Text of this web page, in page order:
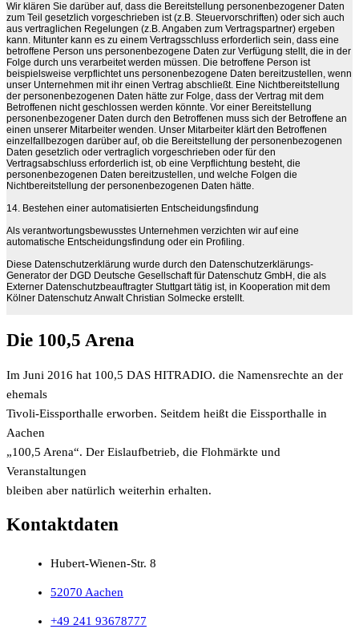
Wir klären Sie darüber auf, dass die Bereitstellung personenbezogener Daten
zum Teil gesetzlich vorgeschrieben ist (z.B. Steuervorschriften) oder sich auch
aus vertraglichen Regelungen (z.B. Angaben zum Vertragspartner) ergeben
kann. Mitunter kann es zu einem Vertragsschluss erforderlich sein, dass eine
betroffene Person uns personenbezogene Daten zur Verfügung stellt, die in der
Folge durch uns verarbeitet werden müssen. Die betroffene Person ist
beispielsweise verpflichtet uns personenbezogene Daten bereitzustellen, wenn
unser Unternehmen mit ihr einen Vertrag abschließt. Eine Nichtbereitstellung
der personenbezogenen Daten hätte zur Folge, dass der Vertrag mit dem
Betroffenen nicht geschlossen werden könnte. Vor einer Bereitstellung
personenbezogener Daten durch den Betroffenen muss sich der Betroffene an
einen unserer Mitarbeiter wenden. Unser Mitarbeiter klärt den Betroffenen
einzelfallbezogen darüber auf, ob die Bereitstellung der personenbezogenen
Daten gesetzlich oder vertraglich vorgeschrieben oder für den
Vertragsabschluss erforderlich ist, ob eine Verpflichtung besteht, die
personenbezogenen Daten bereitzustellen, und welche Folgen die
Nichtbereitstellung der personenbezogenen Daten hätte.
14. Bestehen einer automatisierten Entscheidungsfindung
Als verantwortungsbewusstes Unternehmen verzichten wir auf eine
automatische Entscheidungsfindung oder ein Profiling.
Diese Datenschutzerklärung wurde durch den Datenschutzerklärungs-
Generator der DGD Deutsche Gesellschaft für Datenschutz GmbH, die als
Externer Datenschutzbeauftragter Stuttgart tätig ist, in Kooperation mit dem
Kölner Datenschutz Anwalt Christian Solmecke erstellt.
Die 100,5 Arena
Im Juni 2016 hat 100,5 DAS HITRADIO. die Namensrechte an der
ehemals
Tivoli-Eissporthalle erworben. Seitdem heißt die Eissporthalle in
Aachen
„100,5 Arena“. Der Eislaufbetrieb, die Flohmärkte und
Veranstaltungen
bleiben aber natürlich weiterhin erhalten.
Kontaktdaten
Hubert-Wienen-Str. 8
52070 Aachen
+49 241 93678777